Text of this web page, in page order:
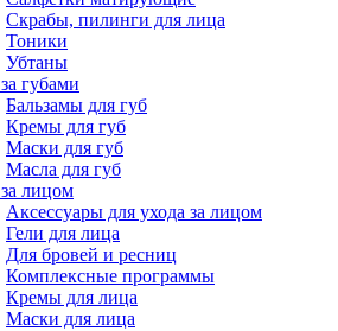
Скрабы, пилинги для лица
Тоники
Убтаны
губами
Бальзамы для губ
Кремы для губ
Маски для губ
Масла для губ
лицом
Аксессуары для ухода за лицом
Гели для лица
Для бровей и ресниц
Комплексные программы
Кремы для лица
Маски для лица